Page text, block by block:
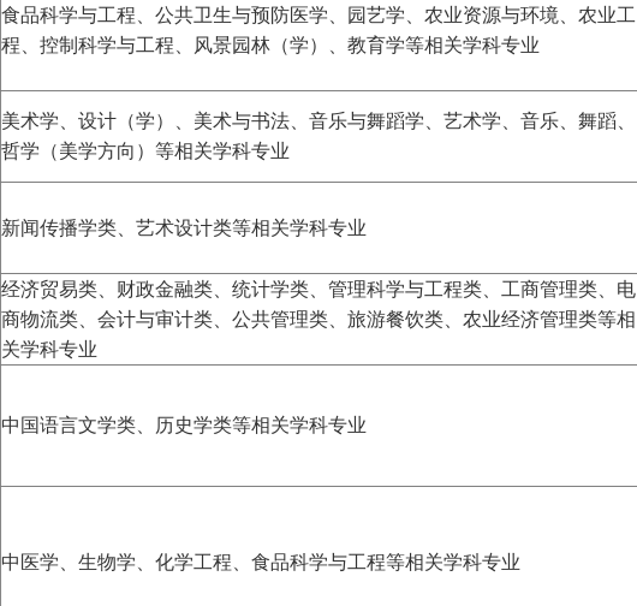
食品科学与工程、公共卫生与预防医学、园艺学、农业资源与环境、农业工
程、控制科学与工程、风景园林（学）、教育学等相关学科专业
美术学、设计（学）、美术与书法、音乐与舞蹈学、艺术学、音乐、舞蹈、
哲学（美学方向）等相关学科专业
新闻传播学类、艺术设计类等相关学科专业
经济贸易类、财政金融类、统计学类、管理科学与工程类、工商管理类、电
商物流类、会计与审计类、公共管理类、旅游餐饮类、农业经济管理类等相
关学科专业
中国语言文学类、历史学类等相关学科专业
中医学、生物学、化学工程、食品科学与工程等相关学科专业